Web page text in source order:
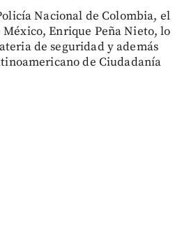
Nacional de Colombia, el
Enrique Peña Nieto, lo
de seguridad y además
de Ciudadanía